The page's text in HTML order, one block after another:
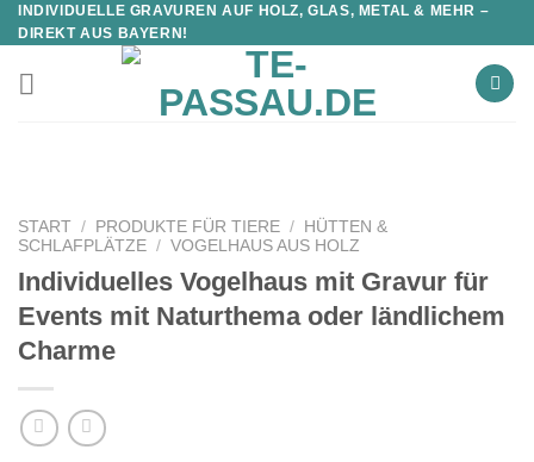
INDIVIDUELLE GRAVUREN AUF HOLZ, GLAS, METAL & MEHR –
DIREKT AUS BAYERN!
START / PRODUKTE FÜR TIERE /
HÜTTEN &
SCHLAFPLÄTZE / VOGELHAUS AUS HOLZ
Individuelles Vogelhaus mit Gravur für
Events mit Naturthema oder ländlichem
Charme